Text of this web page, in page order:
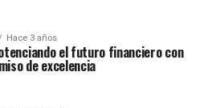
Hace 3 años
el futuro financiero con
de excelencia